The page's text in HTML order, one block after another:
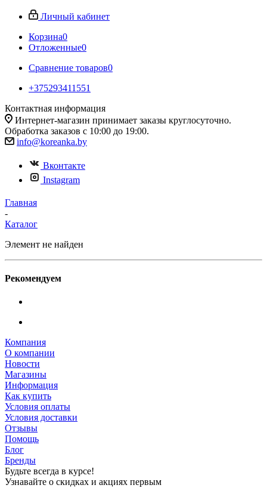
Личный кабинет
Корзина0
Отложенные0
Сравнение товаров0
+375293411551
Контактная информация
Интернет-магазин принимает заказы круглосуточно.
Обработка заказов с 10:00 до 19:00.
info@koreanka.by
Вконтакте
Instagram
Главная
-
Каталог
Элемент не найден
Рекомендуем
Компания
О компании
Новости
Магазины
Информация
Как купить
Условия оплаты
Условия доставки
Отзывы
Помощь
Блог
Бренды
Будьте всегда в курсе!
Узнавайте о скидках и акциях первым